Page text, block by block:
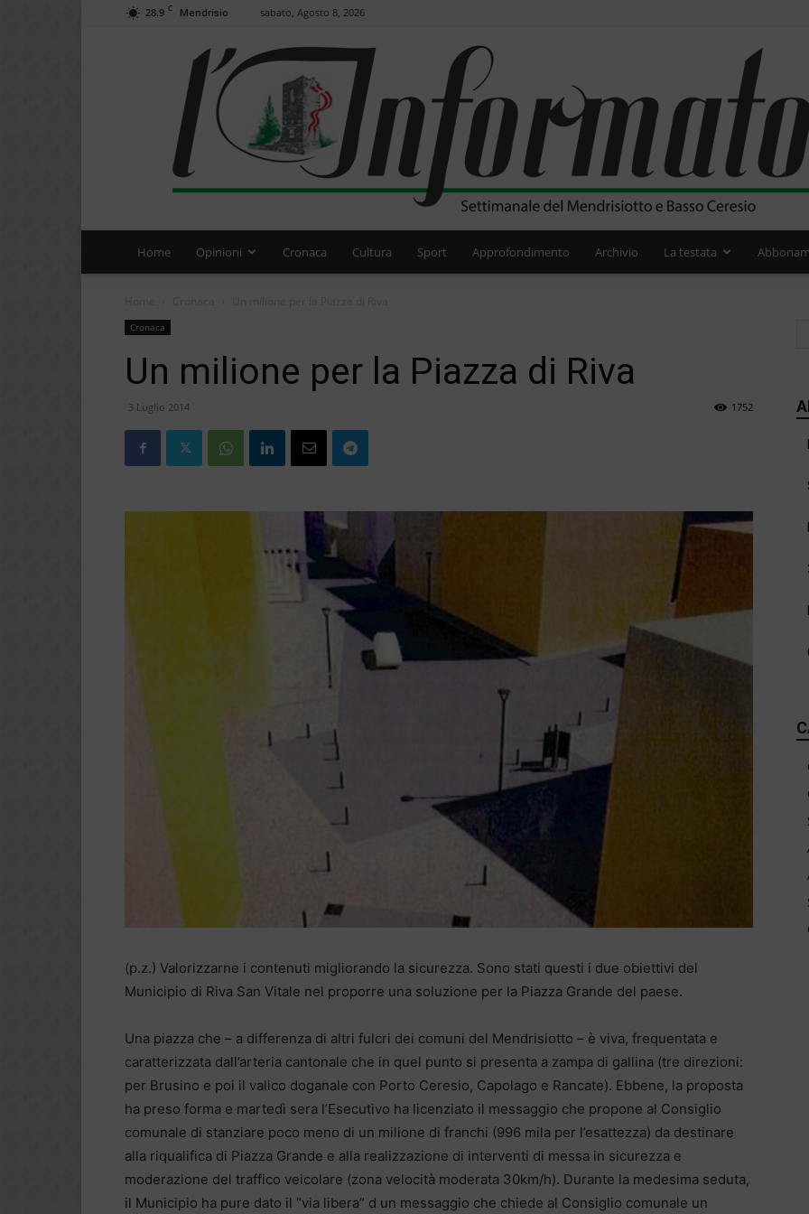
28.9 C Mendrisio sabato, Agosto 8, 2026
Home Opinioni Cronaca Cultura Sport Approfondimento Archivio La testata
Cronaca
Un milione per la Piazza di Riva
3 Luglio 2014 1752
(p.z.) Valorizzarne i contenuti migliorando la sicurezza. Sono stati questi i due obiettivi del
Municipio di Riva San Vitale nel proporre una soluzione per la Piazza Grande del paese.
Una piazza che – a differenza di altri fulcri dei comuni del Mendrisiotto – è viva, frequentata e
caratterizzata dall’arteria cantonale che in quel punto si presenta a zampa di gallina (tre direzioni:
per Brusino e poi il valico doganale con Porto Ceresio, Capolago e Rancate). Ebbene, la proposta
ha preso forma e martedì sera l’Esecutivo ha licenziato il messaggio che propone al Consiglio
comunale di stanziare poco meno di un milione di franchi (996 mila per l’esattezza) da destinare
alla riqualifica di Piazza Grande e alla realizzazione di interventi di messa in sicurezza e
moderazione del traffico veicolare (zona velocità moderata 30km/h). Durante la medesima seduta,
il Municipio ha pure dato il “via libera” d un messaggio che chiede al Consiglio comunale un